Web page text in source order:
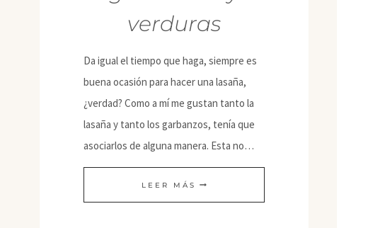
verduras
Da igual el tiempo que haga, siempre es
buena ocasión para hacer una lasaña,
¿verdad? Como a mí me gustan tanto la
lasaña y tanto los garbanzos, tenía que
asociarlos de alguna manera. Esta no…
LEER MÁS LASAÑA
DE